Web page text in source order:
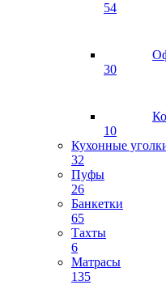
54
30
10
Кухонные
32
Пуфы
26
Банкетки
65
Тахты
6
Матрасы
135